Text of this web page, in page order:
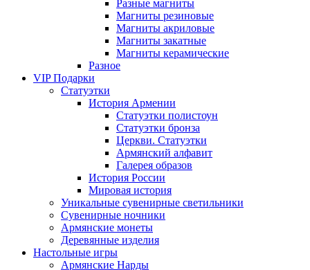
Разные магниты
Магниты резиновые
Магниты акриловые
Магниты закатные
Магниты керамические
Разное
VIP Подарки
Статуэтки
История Армении
Статуэтки полистоун
Статуэтки бронза
Церкви. Статуэтки
Армянский алфавит
Галерея образов
История России
Мировая история
Уникальные сувенирные светильники
Сувенирные ночники
Армянские монеты
Деревянные изделия
Настольные игры
Армянские Нарды